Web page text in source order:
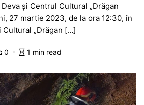
itt
er
e
gr
a
m
s
s
a
g
e
ta
je
ă
și Centrul Cultural „Drăgan
27 martie 2023, de la ora 12:30, în
Cultural „Drăgan […]
0 1 min read